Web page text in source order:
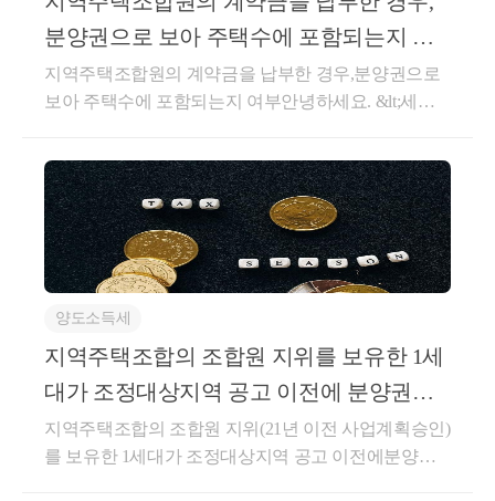
세대가 주택을 취득한 후 해당 주택의 전 소유자와 임
대차계약을 체결하여 실제 1년 6개월 이상 임대한 경
우, 해당 임대차계약은 「소득세법 시행령」 제155조
의3에 따른 직전 임대차계약으로 볼 수 있는 것입니다.
도인이 임차인으로 거주 및 임대보증금 제외한 잔금
지급 조건-’20.5.27.A주택 취득하면서 전소유자와 임대
차계약 체결-’22.5월기존 임차인과 임대보증금 또는 임
대료의 증가율이 100분의 5를 초과하지 않는 임대차계
약 체결2. 질의내용 - 주택을 취득하면서 주택의 전 소
에 대한 임대차계약을 체결한 경우,「소득세법시행
령」제155조의3 상생임대주택 특례의 직전 임대차계
약으로 볼 수 있는지도움이 되셨길 바랍니다. 감사합
직접02-6403-9250으로 전화를 주시거나cta_moonyh@n
aver.com으로 연락을 주시면 됩니다!★주요 경력- 121,0
함하지 아니한다.1.재화나 용역을 공급할 때 그 품질이
나 수량, 인도조건 또는 공급대가의 결제방법이나 그
밖의 공급조건에 따라 통상의 대가에서 일정액을 직접
는 자에게 지급하는 장려금이나 이와 유사한 금액 및
제45조제1항에 따른 대손금액(貸損金額)은 과세표준
에서 공제하지 아니한다.○부가가치세법 시행령§61
(외상거래 등 그 밖의 공급가액의 계산) ①법 제29조제
3항제6호에서 "대통령령으로 정하는 마일리지 등"이
란 재화 또는 용역의 구입실적에 따라 마일리지, 포인
트 또는 그 밖에 이와 유사한 형태로 별도의 대가 없이
적립받은 후 다른 재화 또는 용역 구입 시 결제수단으
로 사용할 수 있는 것과 재화 또는 용역의 구입실적에
따라 별도의 대가 없이 교부받으며 전산시스템 등을
통하여 그 밖의 상품권과 구분 관리되는 상품권(이하
이 조에서 "마일리지등"이라 한다)을 말한다. ②법 제2
상 공유)- KB금융 콘텐츠 필진- 한국경제필진- 서울시
마을세무사- ㈜코스맥스 세무팀- ㈜현대중공업 세무기
획팀- ㈜iMBC 재무회계팀- 세무법인 넥스트
분양권으로 보아 주택수에 포함되는지 여
부
지역주택조합원의 계약금을 납부한 경우,분양권으로
보아 주택수에 포함되는지 여부안녕하세요. &lt;세무
주권 및 2021년 이후 계약한 주택분양권은 모두 주택
수에 포함이 됩니다.다만, 주택분양권 판단시, 지역주
택조합원의 계약금만 지불한 경우도 분양권에 포함되
는 지 여부는 아직까지 해석사례가 나오지 않아서 의
견이 분분했지만, 최근 이에 대한 해석사례가 새로이
나와 공유하고자 합니다.결론은 지역주택조합원의 계
약금을 납부한 사실만으로는 주택을 취득할 수 있는
권리인 분양권에 포함되지 않고, 사업계획승인일 이후
다는 해석입니다.양도소득세에서 주택수 판단시, 2021
년 이후 계약 또는 당첨된 분양권만 주택수에 포함이
되는 것이므로,사업계획승인일이 2021년 이후에 났을
양도소득세
지역주택조합의 조합원 지위를 보유한 1세
대가 조정대상지역 공고 이전에 분양권을
취득한 경우 거주요건
지역주택조합의 조합원 지위(21년 이전 사업계획승인)
를 보유한 1세대가 조정대상지역 공고 이전에분양권